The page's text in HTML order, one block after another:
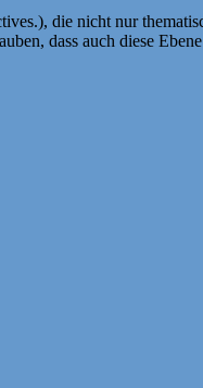
die nicht nur
dass auch diese